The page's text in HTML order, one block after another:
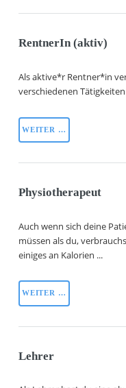
RentnerIn (aktiv)
Als aktive*r Rentner*in
verschiedenen
WEITER …
Physiotherapeut
Auch wenn sich deine
müssen als du,
einiges an Kalorien ...
WEITER …
Lehrer